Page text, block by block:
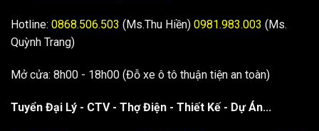
Hotline: 0868.506.503 (Ms.Thu Hiền) 0981.983.003 (Ms.
Quỳnh Trang)
Mở cửa: 8h00 - 18h00 (Đỗ xe ô tô thuận tiện an toàn)
Tuyển Đại Lý - CTV - Thợ Điện - Thiết Kế - Dự Án...